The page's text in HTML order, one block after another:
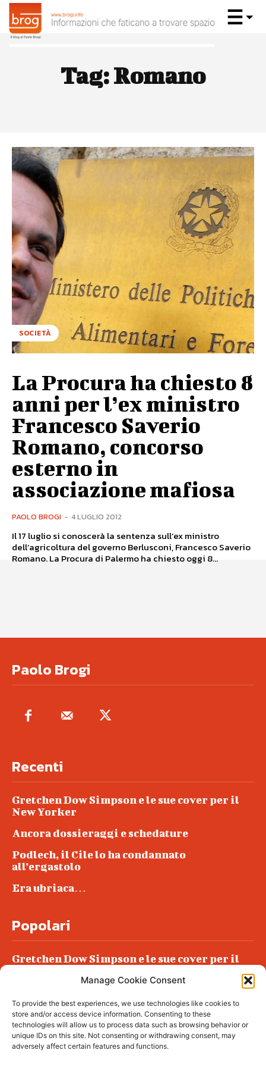
Manage Cookie Consent
To provide the best experiences, we use technologies like cookies to
store and/or access device information. Consenting to these
technologies will allow us to process data such as browsing behavior or
unique IDs on this site. Not consenting or withdrawing consent, may
adversely affect certain features and functions.
Tag:Romano
SOCIETÀ
La Procura ha chiesto 8
anni per l’ex ministro
Francesco Saverio
Romano, concorso
esterno in
associazione mafiosa
PAOLO BROGI - 4 LUGLIO 2012
Il 17 luglio si conoscerà la sentenza sull’ex ministro
dell’agricoltura del governo Berlusconi, Francesco Saverio
Romano. La Procura di Palermo ha chiesto oggi 8...
Paolo Brogi
Recenti
Gretchen Dow Simpson e le sue cover per il
New Yorker
Ancora dossieraggi e schedature
Podlech, il Cile lo ha condannato
all’ergastolo
Era ubriaca…
Popolari
Gretchen Dow Simpson e le sue cover per il
Podlech, il Cile lo ha condannato
all’ergastolo
Era ubriaca…